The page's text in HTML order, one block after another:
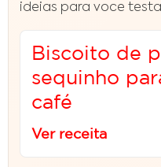
ideias para voce
Biscoito de
sequinho
café
Ver receita